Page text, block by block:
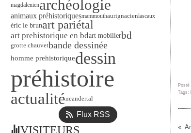
magdalenienarchéologie
animaux préhistoriquesmammouthaurignacienlascaux
éric le brunart pariétal
art prehistorique en bdart mobilierbd
grotte chauvetbande dessinée
homme prehistoriquedessin
préhistoire
actualiténeandertal
Flux RSS
VISITEURS
Posté
Tags: